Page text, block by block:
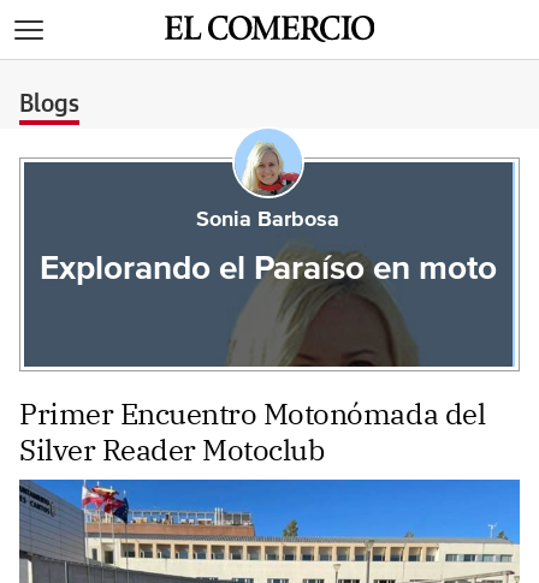
Blogs
Sonia Barbosa
Explorando el Paraíso en moto
Primer Encuentro Motonómada del
Silver Reader Motoclub